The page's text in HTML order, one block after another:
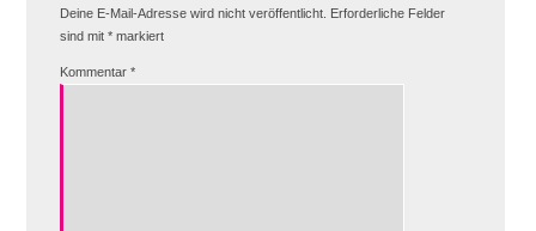
Deine E-Mail-Adresse wird nicht veröffentlicht. Erforderliche Felder
sind mit *markiert
Kommentar *